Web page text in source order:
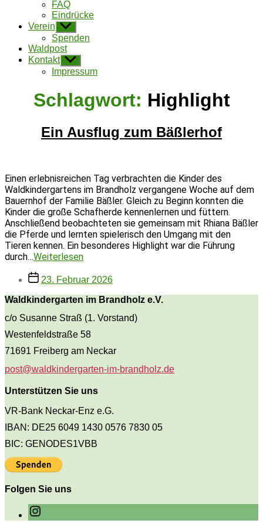
FAQ
Eindrücke
Verein Untermenü
anzeigen
Spenden
Waldpost
Kontakt Untermenü
anzeigen
Impressum
Schlagwort: Highlight
Ein Ausflug zum Bäßlerhof
Einen erlebnisreichen Tag verbrachten die Kinder des
Waldkindergartens im Brandholz vergangene Woche auf dem
Bauernhof der Familie Bäßler. Gleich zu Beginn konnten die
Kinder die große Schafherde kennenlernen und füttern.
Anschließend beobachteten sie gemeinsam mit Rhiana Bäßler
die Pferde und lernten spielerisch den Umgang mit den
Tieren kennen. Ein besonderes Highlight war die Führung
durch…WeiterlesenEin
zum
Beitragsdatum
23. Februar 2026
Waldkindergarten im Brandholz e.V.
c/o Susanne Straß (1. Vorstand)
Westenfeldstraße 58
71691 Freiberg am Neckar
post@waldkindergarten-im-brandholz.de
Unterstützen Sie uns
VR-Bank Neckar-Enz e.G.
IBAN: DE25 6049 1430 0576 7830 05
BIC: GENODES1VBB
Folgen Sie uns